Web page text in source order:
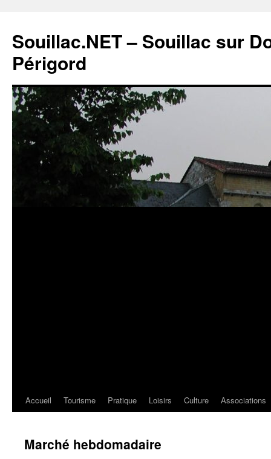
Souillac.NET – Souillac sur
Périgord
Accueil Tourisme Pratique Loisirs Culture Associations
Marché hebdomadaire